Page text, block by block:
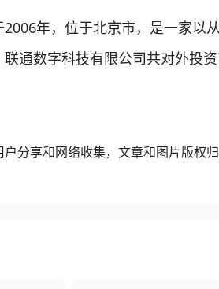
年，位于北京市，是一家以
通数字科技有限公司共对外投
分享和网络收集，文章和图片版